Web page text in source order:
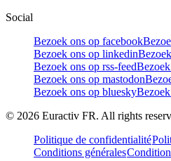
Social
Bezoek ons op facebook
Bezoek ons op linkedin
Bezoek ons op rss-feed
Bezoek ons op mastodon
Bezoek ons op bluesky
© 2026 Euractiv FR. All rights
Politique de confidentialité
Conditions générales